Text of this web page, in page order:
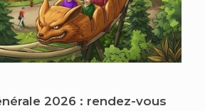
2026 : rendez-vous